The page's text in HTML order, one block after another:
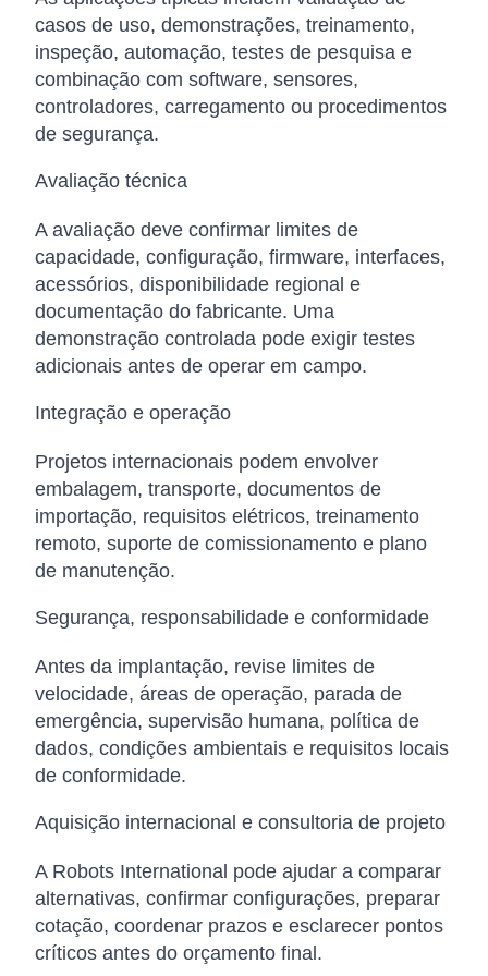
casos de uso, demonstrações, treinamento,
inspeção, automação, testes de pesquisa e
combinação com software, sensores,
controladores, carregamento ou procedimentos
de segurança.
Avaliação técnica
A avaliação deve confirmar limites de
capacidade, configuração, firmware, interfaces,
acessórios, disponibilidade regional e
documentação do fabricante. Uma
demonstração controlada pode exigir testes
adicionais antes de operar em campo.
Integração e operação
Projetos internacionais podem envolver
embalagem, transporte, documentos de
importação, requisitos elétricos, treinamento
remoto, suporte de comissionamento e plano
de manutenção.
Segurança, responsabilidade e conformidade
Antes da implantação, revise limites de
velocidade, áreas de operação, parada de
emergência, supervisão humana, política de
dados, condições ambientais e requisitos locais
de conformidade.
Aquisição internacional e consultoria de projeto
A Robots International pode ajudar a comparar
alternativas, confirmar configurações, preparar
cotação, coordenar prazos e esclarecer pontos
críticos antes do orçamento final.